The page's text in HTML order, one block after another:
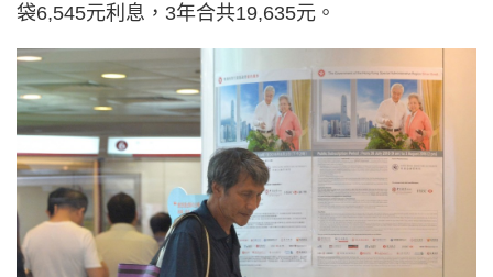
袋6,545元利息，3年合共19,635元。